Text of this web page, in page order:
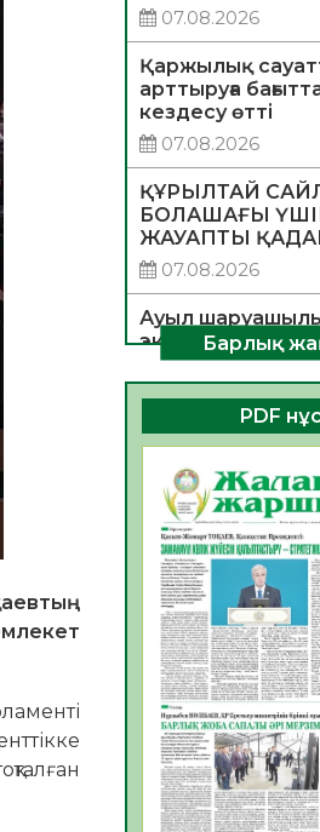
07.08.2026
Қаржылық
арттыруға
кездесу өтті
07.08.2026
ҚҰРЫЛТАЙ
БОЛАШАҒЫ
ЖАУАПТЫ
07.08.2026
Ауыл
экономикасының
тірегі
06.08.2026
ҚОҒАМДЫҚ
ЕЛ ДАМУЫНЫҢ
06.08.2026
ҚҰРЫЛТАЙ
БОЛАШАҚҚА
ЖАУАПТЫ
06.08.2026
Инфекциялық
қарсы иммундау
жұмыстарының
06.08.2026
Көкжөтел
Барлық
PDF